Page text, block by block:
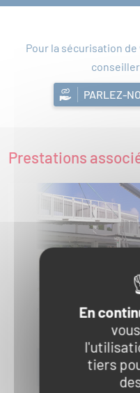
Pour la sécurisation
PARLEZ-
Prestations
LIVRAISON
AJOUTER A MA
DE DEVIS
En
tiers